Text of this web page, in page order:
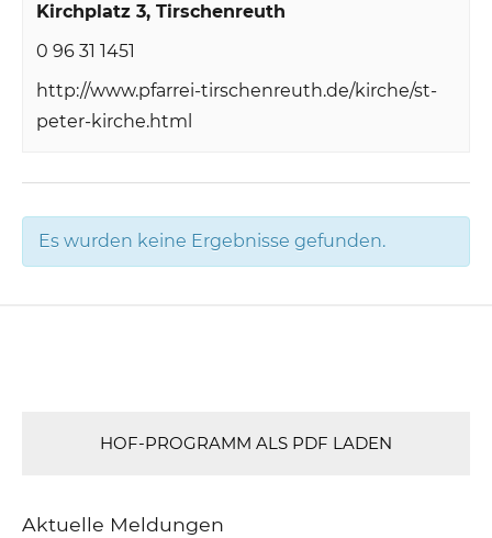
Kirchplatz 3 Tirschenreuth
0 96 31 1451
http://www.pfarrei-tirschenreuth.de/kirche/st-
peter-kirche.html
Es wurden keine Ergebnisse gefunden.
HOF-PROGRAMM ALS PDF LADEN
Aktuelle Meldungen